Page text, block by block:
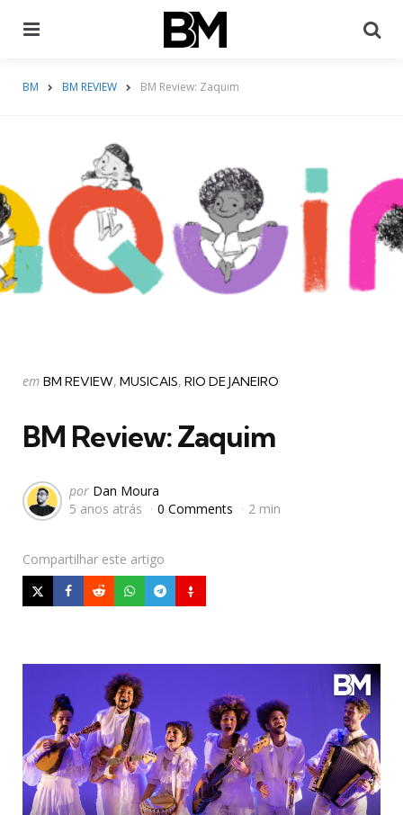
BM BM REVIEW BM Review: Zaquim
Categorias
Postado
em BM REVIEW MUSICAIS RIO DE JANEIRO
BM Review: Zaquim
Postado
por
por Dan Moura
5 anos atrás
0 Comments 2 min
Compartilhar este artigo